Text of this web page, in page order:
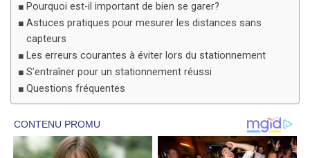
Pourquoi est-il important de bien se garer?
Astuces pratiques pour mesurer les distances sans
capteurs
Les erreurs courantes à éviter lors du stationnement
S’entraîner pour un stationnement réussi
Questions fréquentes